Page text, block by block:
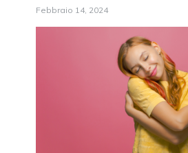
Febbraio 14, 2024